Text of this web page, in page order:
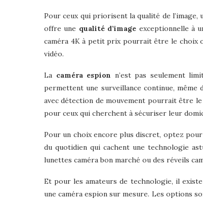
Pour ceux qui priorisent la qualité de
offre une qualité d’image exceptionnelle à
caméra 4K à petit prix pourrait être le choix
vidéo.
La caméra espion n’est pas seulement
permettent une surveillance continue, même
avec détection de mouvement pourrait être
pour ceux qui cherchent à sécuriser leur
Pour un choix encore plus discret, optez
du quotidien qui cachent une technologie
lunettes caméra bon marché ou des réveils
Et pour les amateurs de technologie, il
une caméra espion sur mesure. Les options